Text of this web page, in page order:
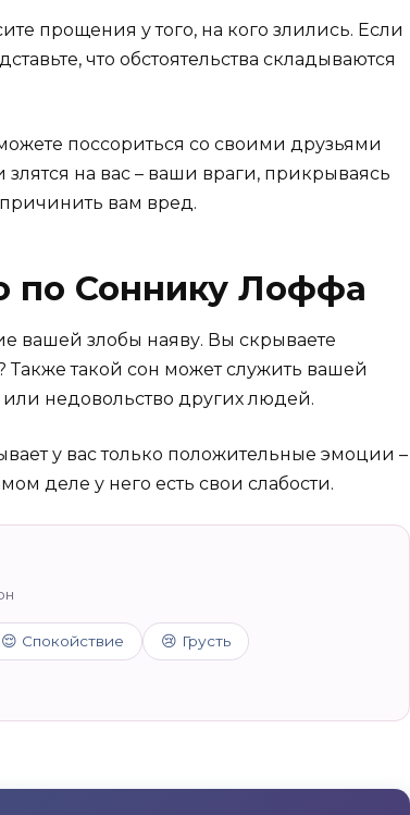
прощения у того, на кого злились. Если
что обстоятельства складываются
поссориться со своими друзьями
на вас – ваши враги, прикрываясь
вам вред.
по Соннику Лоффа
вашей злобы наяву. Вы скрываете
такой сон может служить вашей
недовольство других людей.
у вас только положительные эмоции –
деле у него есть свои слабости.
😌 Спокойствие 😢 Грусть